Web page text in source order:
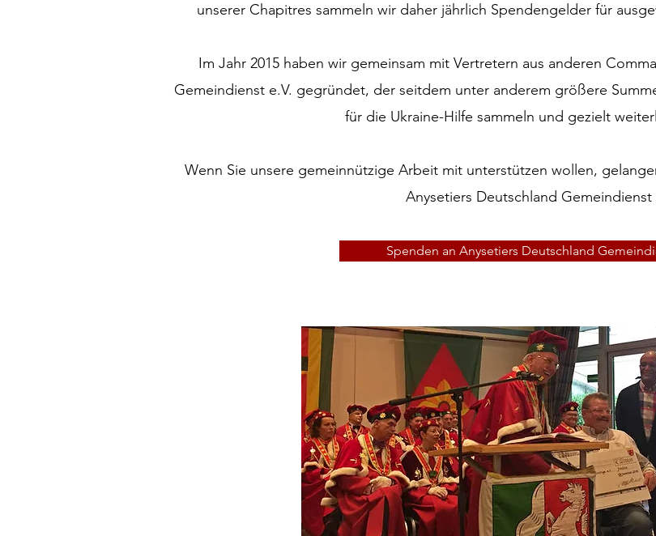
unserer Chapitres sammeln wir daher jährlich Spendengelder für
Im Jahr 2015 haben wir gemeinsam mit Vertretern aus anderen
Gemeindienst e.V. gegründet, der seitdem unter anderem größere
für die Ukraine-Hilfe sammeln und gezielt
Wenn Sie unsere gemeinnützige Arbeit mit unterstützen wollen,
Anysetiers Deutschland Gemeindienst
Spenden an Anysetiers Deutschland